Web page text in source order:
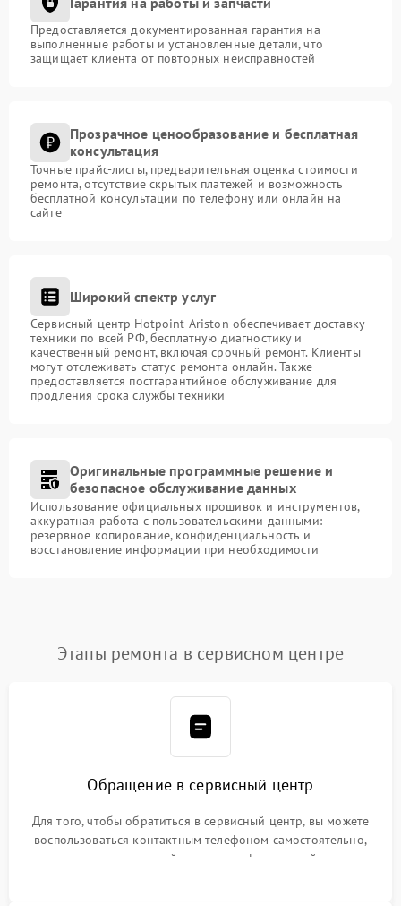
Предоставляется документированная гарантия на
выполненные работы и установленные детали, что
защищает клиента от повторных неисправностей
Прозрачное ценообразование и бесплатная
консультация
Точные прайс-листы, предварительная оценка стоимости
ремонта, отсутствие скрытых платежей и возможность
бесплатной консультации по телефону или онлайн на
сайте
Широкий спектр услуг
Сервисный центр Hotpoint Ariston обеспечивает доставку
техники по всей РФ, бесплатную диагностику и
качественный ремонт, включая срочный ремонт. Клиенты
могут отслеживать статус ремонта онлайн. Также
предоставляется постгарантийное обслуживание для
продления срока службы техники
Оригинальные программные решение и
безопасное обслуживание данных
Использование официальных прошивок и инструментов,
аккуратная работа с пользовательскими данными:
резервное копирование, конфиденциальность и
восстановление информации при необходимости
Этапы ремонта в сервисном центре
Обращение в сервисный центр
Для того, чтобы обратиться в сервисный центр, вы можете
воспользоваться контактным телефоном самостоятельно,
или оставить свой номер телефона на сайте